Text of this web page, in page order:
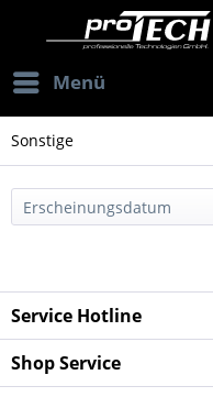
Menü
Sonstige
Service Hotline
Shop Service